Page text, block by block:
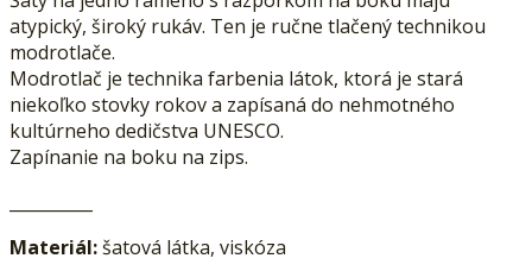
atypický, široký rukáv. Ten je ručne tlačený technikou
modrotlače.
Modrotlač je technika farbenia látok, ktorá je stará
niekoľko stovky rokov a zapísaná do nehmotného
kultúrneho dedičstva UNESCO.
Zapínanie na boku na zips.
Materiál:šatová látka, viskóza